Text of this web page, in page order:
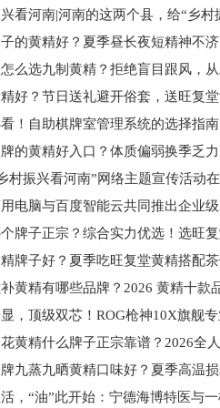
！自助棋牌室管理系统的选择指南